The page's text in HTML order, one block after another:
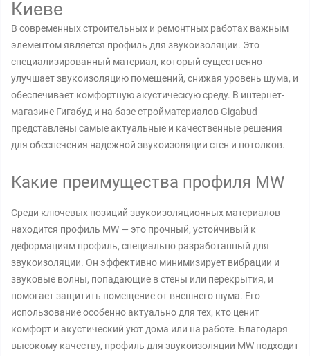
Киеве
В современных строительных и ремонтных работах важным
элементом является профиль для звукоизоляции. Это
специализированный материал, который существенно
улучшает звукоизоляцию помещений, снижая уровень шума, и
обеспечивает комфортную акустическую среду. В интернет-
магазине Гигабуд и на базе стройматериалов Gigabud
представлены самые актуальные и качественные решения
для обеспечения надежной звукоизоляции стен и потолков.
Какие преимущества профиля MW
Среди ключевых позиций звукоизоляционных материалов
находится профиль MW — это прочный, устойчивый к
деформациям профиль, специально разработанный для
звукоизоляции. Он эффективно минимизирует вибрации и
звуковые волны, попадающие в стены или перекрытия, и
помогает защитить помещение от внешнего шума. Его
использование особенно актуально для тех, кто ценит
комфорт и акустический уют дома или на работе. Благодаря
высокому качеству, профиль для звукоизоляции MW подходит